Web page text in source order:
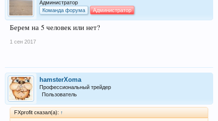
Администратор
Команда форума
Администратор
Берем на 5 человек или нет?
1 сен 2017
hamsterXoma
Профессиональный трейдер
Пользователь
FXprofit сказал(а): ↑